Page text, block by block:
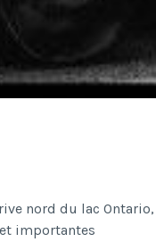
nord du lac Ontario,
importantes